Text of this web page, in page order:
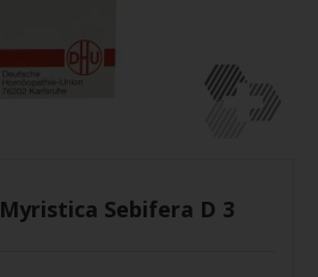
Myristica Sebifera D 3